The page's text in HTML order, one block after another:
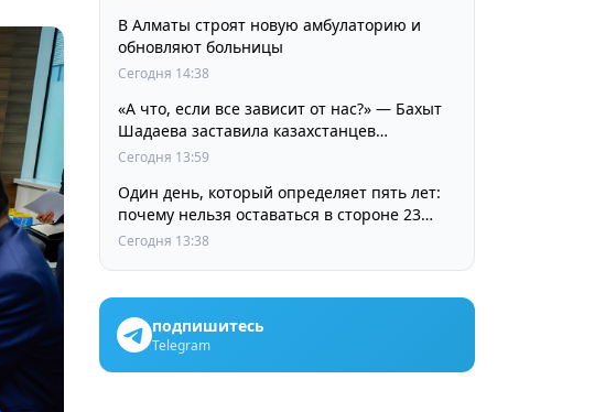
В Алматы строят новую амбулаторию и
обновляют больницы
Сегодня 14:38
«А что, если все зависит от нас?» — Бахыт
Шадаева заставила казахстанцев
остановиться и задуматься
Сегодня 13:59
Один день, который определяет пять лет:
почему нельзя оставаться в стороне 23
августа
Сегодня 13:38
подпишитесь
Telegram